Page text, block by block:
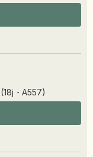
(18j · A557)